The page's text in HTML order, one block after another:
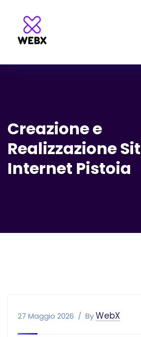
Creazione e
Realizzazione
Internet Pistoia
27 Maggio 2026 ByWebX